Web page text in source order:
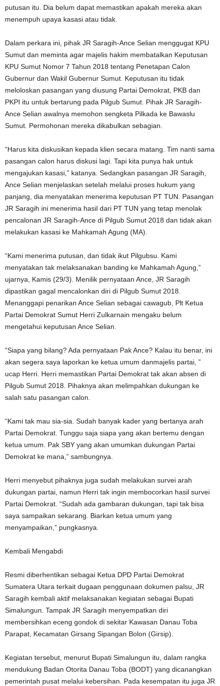
putusan itu. Dia belum dapat memastikan apakah mereka akan
menempuh upaya kasasi atau tidak.
Dalam perkara ini, pihak JR Saragih-Ance Selian menggugat KPU
Sumut dan meminta agar majelis hakim membatalkan Keputusan
KPU Sumut Nomor 7 Tahun 2018 tentang Penetapan Calon
Gubernur dan Wakil Gubernur Sumut. Keputusan itu tidak
meloloskan pasangan yang diusung Partai Demokrat, PKB dan
PKPI itu untuk bertarung pada Pilgub Sumut. Pihak JR Saragih-
Ance Selian awalnya memohon sengketa Pilkada ke Bawaslu
Sumut. Permohonan mereka dikabulkan sebagian.
“Harus kita diskusikan kepada klien secara matang. Tim nanti sama
pasangan calon harus diskusi lagi. Tapi kita punya hak untuk
mengajukan kasasi,” katanya. Sedangkan pasangan JR Saragih,
Ance Selian menjelaskan setelah melalui proses hukum yang
panjang, dia menyatakan menerima keputusan PT TUN. Pasangan
JR Saragih ini menerima hasil dari PT TUN yang tetap menolak
pencalonan JR Saragih-Ance di Pilgub Sumut 2018 dan tidak akan
melakukan kasasi ke Mahkamah Agung (MA).
“Kami menerima putusan, dan tidak ikut Pilgubsu. Kami
menyatakan tak melaksanakan banding ke Mahkamah Agung,”
ujarnya, Kamis (29/3). Menilik pernyataan Ance, JR Saragih
dipastikan gagal mencalonkan diri di Pilgub Sumut 2018.
Menanggapi penarikan Ance Selian sebagai cawagub, Plt Ketua
Partai Demokrat Sumut Herri Zulkarnain mengaku belum
mengetahui keputusan Ance Selian.
“Siapa yang bilang? Ada pernyataan Pak Ance? Kalau itu benar, ini
akan segera saya laporkan ke ketua umum danmajelis partai, ”
ucap Herri. Herri memastikan Partai Demokrat tak akan absen di
Pilgub Sumut 2018. Pihaknya akan melimpahkan dukungan ke
salah satu pasangan calon.
“Kami tak mau sia-sia. Sudah banyak kader yang bertanya arah
Partai Demokrat. Tunggu saja siapa yang akan bertemu dengan
ketua umum. Pak SBY yang akan umumkan dukungan Partai
Demokrat ke mana,” sambungnya.
Herri menyebut pihaknya juga sudah melakukan survei arah
dukungan partai, namun Herri tak ingin membocorkan hasil survei
Partai Demokrat. “Sudah ada gambaran dukungan, tapi tak bisa
saya sampaikan sekarang. Biarkan ketua umum yang
menyampaikan,” pungkasnya.
Kembali Mengabdi
Resmi diberhentikan sebagai Ketua DPD Partai Demokrat
Sumatera Utara terkait dugaan penggunaan dokumen palsu, JR
Saragih kembali aktif melaksanakan kegiatan sebagai Bupati
Simalungun. Tampak JR Saragih menyempatkan diri
membersihkan eceng gondok di sekitar Kawasan Danau Toba
Parapat, Kecamatan Girsang Sipangan Bolon (Girsip).
Kegiatan tersebut, menurut Bupati Simalungun itu, dalam rangka
mendukung Badan Otorita Danau Toba (BODT) yang dicanangkan
pemerintah pusat melalui kebersihan. Pada kesempatan itu juga JR